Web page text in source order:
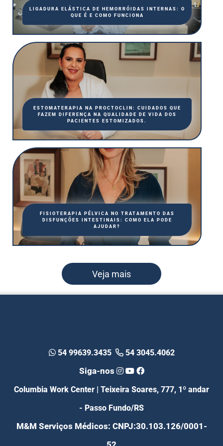
LIGADURA ELÁSTICA DE HEMORRÓIDAS INTERNAS: O
QUE É E COMO FUNCIONA
ESTOMATERAPIA NA PROCTOCLIN: CUIDADOS QUE
FAZEM DIFERENÇA NA QUALIDADE DE VIDA DOS
PACIENTES ESTOMIZADOS.
FISIOTERAPIA PÉLVICA NO TRATAMENTO DAS
DISFUNÇÕES INTESTINAIS: COMO ELA PODE
AJUDAR?
Veja mais
54 99639.3435 54 3045.4062
Siga-nos
Columbia Work Center | Teixeira Soares, 777, 1º andar
- Passo Fundo/RS
M&M Serviços Médicos: CNPJ:30.103.126/0001-